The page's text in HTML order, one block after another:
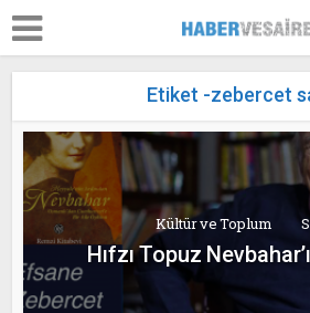
Etiket -zebercet
Kültür ve Toplum
Hıfzı Topuz